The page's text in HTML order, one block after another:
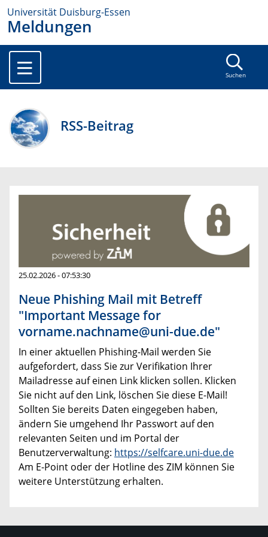
Universität Duisburg-Essen
Meldungen
Suchen
RSS-Beitrag
25.02.2026 - 07:53:30
Neue Phishing Mail mit Betreff
"Important Message for
vorname.nachname@uni-due.de"
In einer aktuellen Phishing-Mail werden Sie
aufgefordert, dass Sie zur Verifikation Ihrer
Mailadresse auf einen Link klicken sollen. Klicken
Sie nicht auf den Link, löschen Sie diese E-Mail!
Sollten Sie bereits Daten eingegeben haben,
ändern Sie umgehend Ihr Passwort auf den
relevanten Seiten und im Portal der
Benutzerverwaltung: https://selfcare.uni-due.de
Am E-Point oder der Hotline des ZIM können Sie
weitere Unterstützung erhalten.